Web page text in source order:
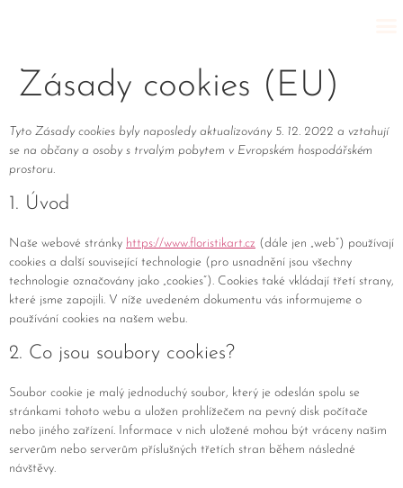
Zásady cookies (EU)
Tyto Zásady cookies byly naposledy aktualizovány 5. 12. 2022 a vztahují
se na občany a osoby s trvalým pobytem v Evropském hospodářském
prostoru.
1. Úvod
Naše webové stránky https://www.floristikart.cz (dále jen „web“) používají
cookies a další související technologie (pro usnadnění jsou všechny
technologie označovány jako „cookies“). Cookies také vkládají třetí strany,
které jsme zapojili. V níže uvedeném dokumentu vás informujeme o
používání cookies na našem webu.
2. Co jsou soubory cookies?
Soubor cookie je malý jednoduchý soubor, který je odeslán spolu se
stránkami tohoto webu a uložen prohlížečem na pevný disk počítače
nebo jiného zařízení. Informace v nich uložené mohou být vráceny našim
serverům nebo serverům příslušných třetích stran během následné
návštěvy.